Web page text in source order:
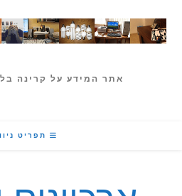
אתר המידע על קרינה בלתי
תפריט ניווט